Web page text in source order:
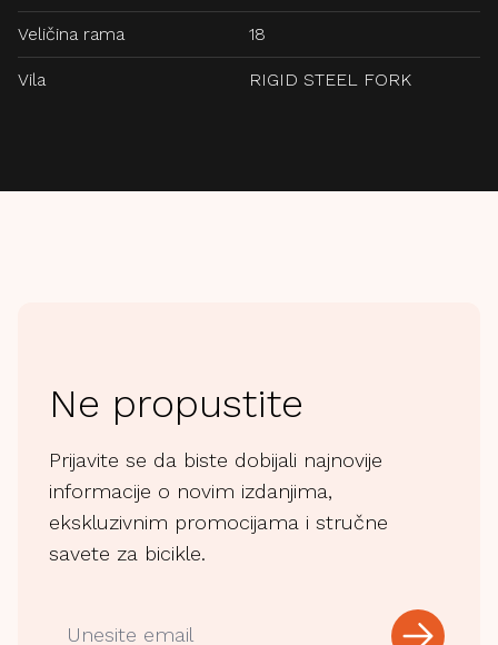
Veličina rama 18
Vila RIGID STEEL FORK
Ne propustite
Prijavite se da biste dobijali najnovije
informacije o novim izdanjima,
ekskluzivnim promocijama i stručne
savete za bicikle.